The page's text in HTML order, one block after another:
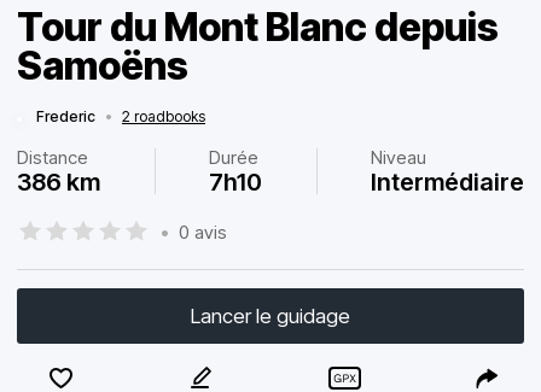
Tour du Mont Blanc depuis
Samoëns
Frederic • 2 roadbooks
Distance
386 km
Durée
7h10
Niveau
Intermédiaire
• 0 avis
Lancer le guidage